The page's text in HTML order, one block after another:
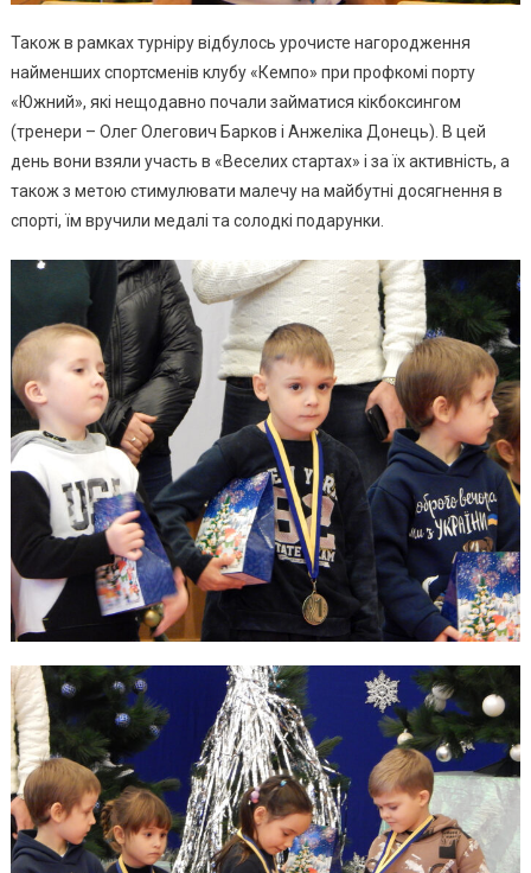
Також в рамках турніру відбулось урочисте нагородження
найменших спортсменів клубу «Кемпо» при профкомі порту
«Южний», які нещодавно почали займатися кікбоксингом
(тренери – Олег Олегович Барков і Анжеліка Донець). В цей
день вони взяли участь в «Веселих стартах» і за їх активність, а
також з метою стимулювати малечу на майбутні досягнення в
спорті, їм вручили медалі та солодкі подарунки.